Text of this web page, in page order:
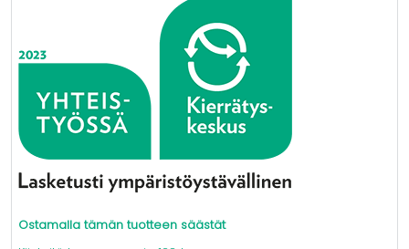
Ostamalla tämän tuotteen säästät